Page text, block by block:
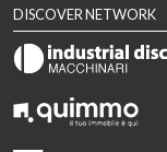
DISCOVER NETWORK